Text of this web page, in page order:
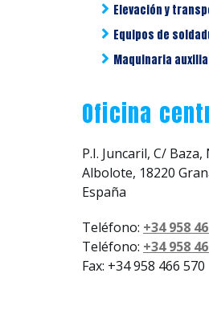
Elevación y
Equipos de
Maquinaria
Oficina
P.I. Juncaril, C/ Baza,
Albolote, 18220
España
Teléfono: +34 958
Teléfono: +34 958
Fax: +34 958 466 570